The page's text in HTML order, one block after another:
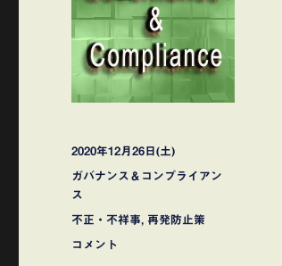
投
稿
日:
2020年12月26日(土)
カ
テ
ゴ
ー
ガバナンス＆コンプライアン
ス
タ
不正・不祥事, 再発防止策
ダ
コメント